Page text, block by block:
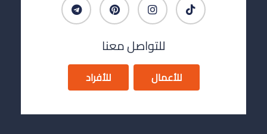
للتواصل معنا
للأعمال للأفراد